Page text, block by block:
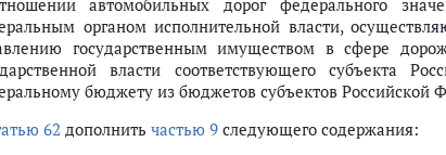
автомобильных дорог федерального
органом исполнительной власти,
государственным имуществом в сфере
власти соответствующего субъекта
бюджету из бюджетов субъектов Российской
62 дополнить частью 9 следующего содержания: